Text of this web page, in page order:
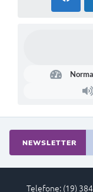
NEWSLETTER
Telefone: (19)